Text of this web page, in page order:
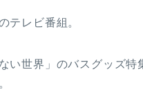
テレビ番組。
い世界」のバスグッズ特